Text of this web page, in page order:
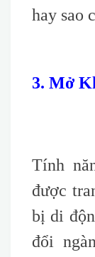
hay sao
3. Mở
Tính
được
bị di
đổi